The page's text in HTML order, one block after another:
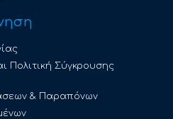
Πολιτική Σύγκρουσης
& Παραπόνων